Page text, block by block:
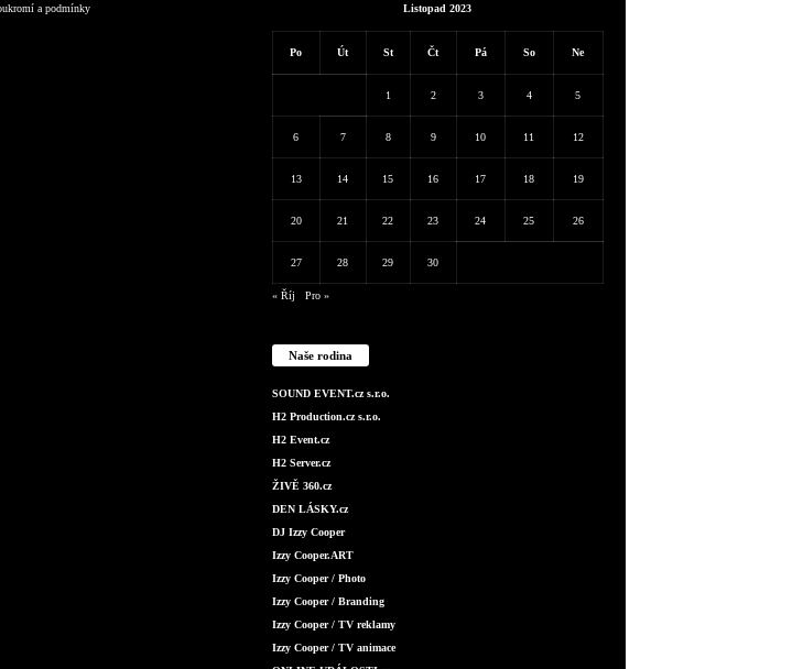
a podmínky Listopad 2023
Po Út St Čt Pá So Ne
1 2 3 4 5
6 7 8 9 10 11 12
13 14 15 16 17 18 19
20 21 22 23 24 25 26
27 28 29 30
« Říj Pro »
Naše rodina
SOUND EVENT.cz s.r.o.
H2 Production.cz s.r.o.
H2 Event.cz
H2 Server.cz
ŽIVĚ 360.cz
DEN LÁSKY.cz
DJ Izzy Cooper
Izzy Cooper.ART
Izzy Cooper / Photo
Izzy Cooper / Branding
Izzy Cooper / TV reklamy
Izzy Cooper / TV animace